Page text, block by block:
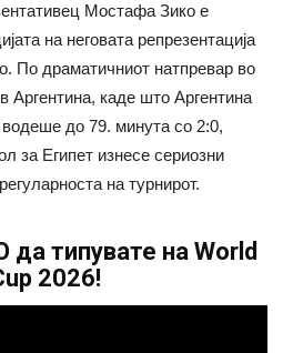
Мостафа Зико е
на неговата репрезентација
По драматичниот натпревар во
Аргентина, каде што Аргентина
до 79. минута со 2:0,
за Египет изнесе сериозни
на турнирот.
типувате на World
2026!